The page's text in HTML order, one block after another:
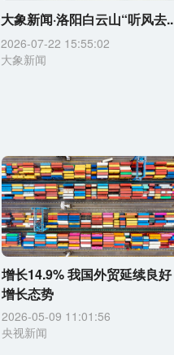
大象新闻·洛阳白云山“听风去
2026-07-22 15:55:02
大象新闻
增长14.9% 我国外贸延续良好
增长态势
2026-05-09 11:01:56
央视新闻